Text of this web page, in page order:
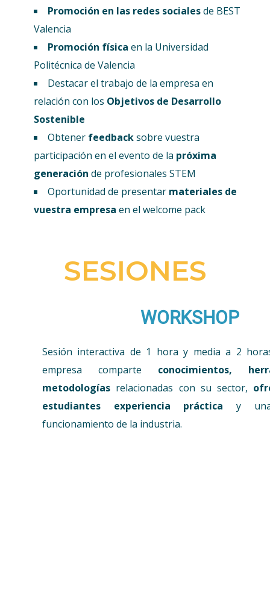
Promoción en las redes socialesde BEST
Valencia
Promoción física en la Universidad
Politécnica de Valencia
Destacar el trabajo de la empresa en
relación con los Objetivos de Desarrollo
Sostenible
Obtener feedbacksobre vuestra
participación en el evento de la próxima
generación de profesionales STEM
Oportunidad de presentar materiales de
vuestra empresa en el welcome pack
SESIONES
WORKSHOP
Sesión interactiva de 1 hora y media a 2
empresa comparte conocimientos,
metodologías relacionadas con su sector,
estudiantes experiencia práctica y
funcionamiento de la industria.